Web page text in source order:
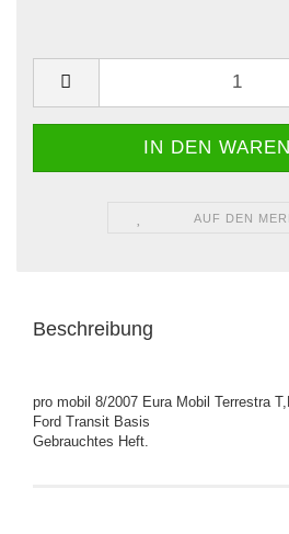
AUF DEN
Beschreibung
pro mobil 8/2007 Eura Mobil Terrestra
Ford Transit Basis
Gebrauchtes Heft.